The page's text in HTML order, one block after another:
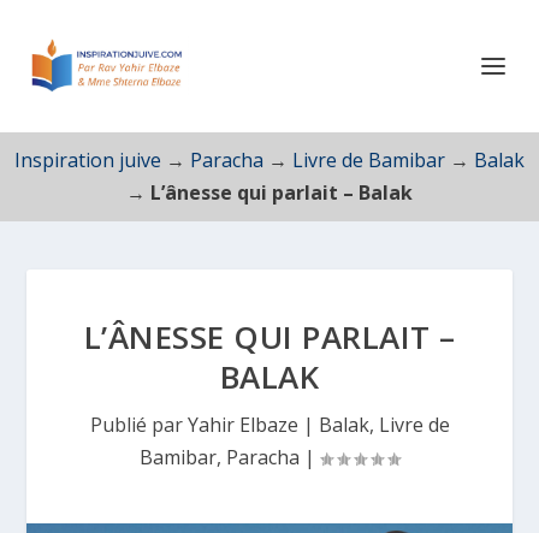
Inspiration juive → Paracha → Livre de Bamibar → Balak
→ L’ânesse qui parlait – Balak
L’ÂNESSE QUI PARLAIT –
BALAK
Publié parYahir Elbaze | Balak, Livre de
Bamibar, Paracha |